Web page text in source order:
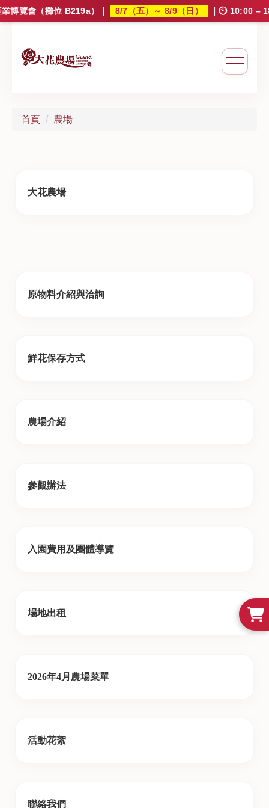
博覽會（攤位 B219a） 8/7（五）～ 8/9（日） ｜🕙 10:00 –
大花農場
首頁 農場
大花農場
原物料介紹與洽詢
鮮花保存方式
農場介紹
參觀辦法
入園費用及團體導覽
場地出租
2026年4月農場菜單
活動花絮
聯絡我們